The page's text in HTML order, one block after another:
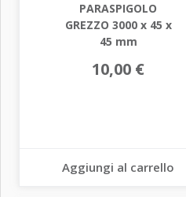
PARASPIGOLO
GREZZO 3000 x 45 x
45 mm
10,00 €
Aggiungi al carrello